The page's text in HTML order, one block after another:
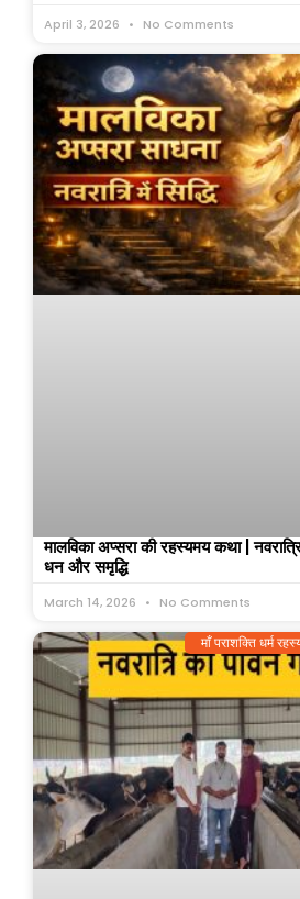
April 3, 2026 No Comments
मालविका अप्सरा की रहस्यमय कथा |
धन और समृद्धि
March 14, 2026 No Comments
माँ पराशक्ति धर्म